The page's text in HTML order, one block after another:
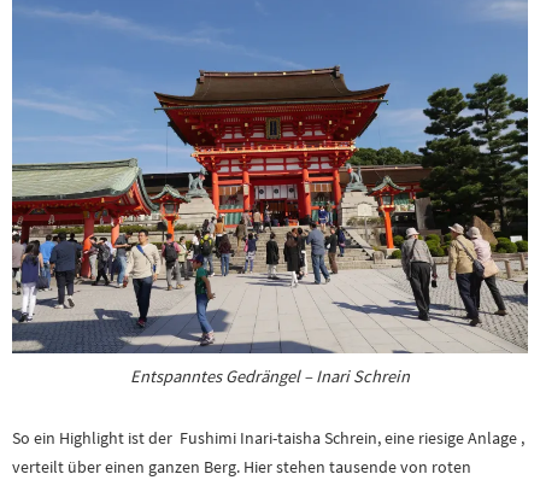
Entspanntes Gedrängel – Inari Schrein
So ein Highlight ist der Fushimi Inari-taisha Schrein, eine riesige Anlage ,
verteilt über einen ganzen Berg. Hier stehen tausende von roten